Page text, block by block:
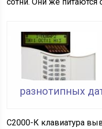
разнотипных
С2000-К клавиатура